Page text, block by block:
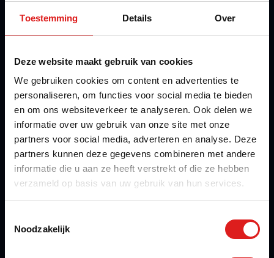
Toestemming Details Over
Deze website maakt gebruik van cookies
We gebruiken cookies om content en advertenties te
personaliseren, om functies voor social media te bieden
en om ons websiteverkeer te analyseren. Ook delen we
informatie over uw gebruik van onze site met onze
partners voor social media, adverteren en analyse. Deze
partners kunnen deze gegevens combineren met andere
informatie die u aan ze heeft verstrekt of die ze hebben
verzameld op basis van uw gebruik van hun services.
Noodzakelijk
Vakgebieden
Schilders
Timmerman
Bouw
Techniek
Metaal
Infra
Brandpreventie